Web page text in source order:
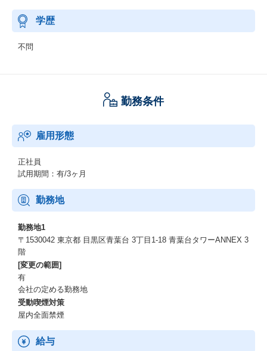
学歴
不問
勤務条件
雇用形態
正社員
試用期間：有/3ヶ月
勤務地
勤務地1
〒1530042 東京都 目黒区青葉台 3丁目1-18 青葉台タワーANNEX 3
階
[変更の範囲]
有
会社の定める勤務地
受動喫煙対策
屋内全面禁煙
給与